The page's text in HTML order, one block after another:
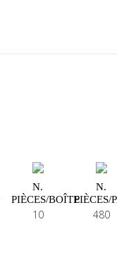
N.
PIÈCES/BOÎTE
10
N.
PIÈCES/
480